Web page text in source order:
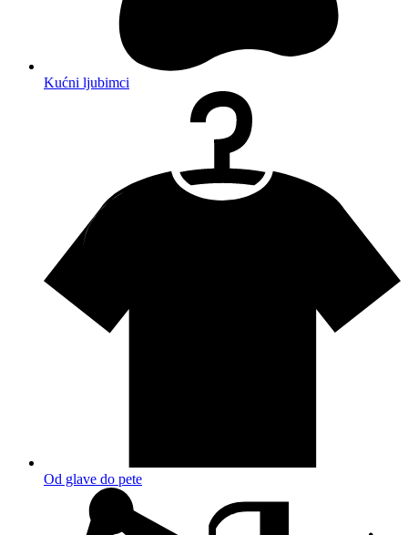
Kućni ljubimci
Od glave do pete